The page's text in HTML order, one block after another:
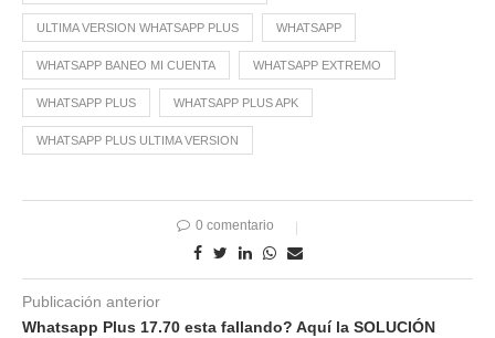
ULTIMA VERSION WHATSAPP PLUS WHATSAPP
WHATSAPP BANEO MI CUENTA WHATSAPP EXTREMO
WHATSAPP PLUS WHATSAPP PLUS APK
WHATSAPP PLUS ULTIMA VERSION
0 comentario
Publicación anterior
Whatsapp Plus 17.70 esta fallando? Aquí la SOLUCIÓN